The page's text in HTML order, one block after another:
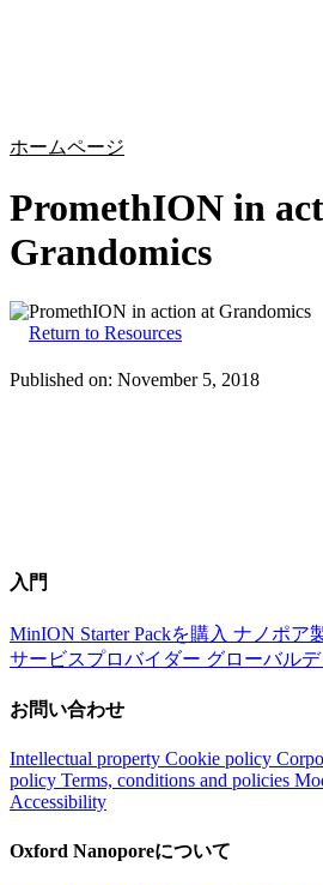
ホームページ
PromethION in
Grandomics
Return to Resources
Published on: November 5, 2018
入門
MinION Starter Packを購入 ナノポア
サービスプロバイダー グローバル
お問い合わせ
Intellectual property Cookie policy
policy Terms, conditions and policies
Accessibility
Oxford Nanoporeについて